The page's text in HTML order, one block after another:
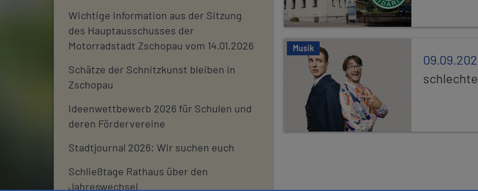
Wichtige Information aus der Sitzung
des Hauptausschusses der
Motorradstadt Zschopau vom 14.01.2026
Schätze der Schnitzkunst bleiben in
Zschopau
Ideenwettbewerb 2026 für Schulen und
deren Fördervereine
Stadtjournal 2026: Wir suchen euch
Schließtage Rathaus über den
Jahreswechsel
Musik